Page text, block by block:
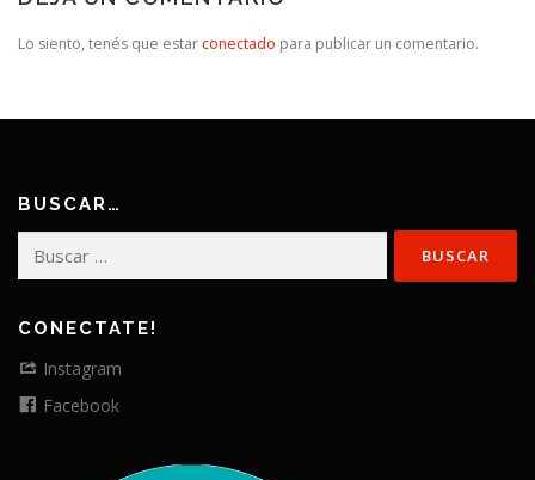
Lo siento, tenés que estar conectado para publicar un comentario.
BUSCAR…
CONECTATE!
Instagram
Facebook